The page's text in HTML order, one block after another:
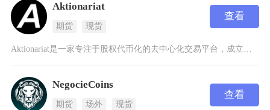
Aktionariat
期货 现货
查看
NegocieCoins
期货 场外 现货
查看